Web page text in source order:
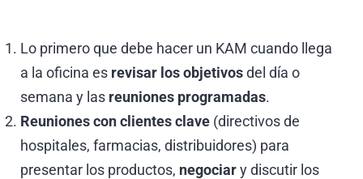
Lo primero que debe hacer un KAM cuando llega
a la oficina es revisar los objetivosdel día o
semana y las reuniones programadas.
Reuniones con clientes clave (directivos de
hospitales, farmacias, distribuidores) para
presentar los productos, negociary discutir los